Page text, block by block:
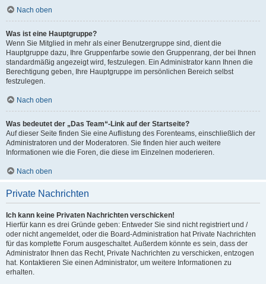
Nach oben
Was ist eine Hauptgruppe?
Wenn Sie Mitglied in mehr als einer Benutzergruppe sind, dient die
Hauptgruppe dazu, Ihre Gruppenfarbe sowie den Gruppenrang, der bei Ihnen
standardmäßig angezeigt wird, festzulegen. Ein Administrator kann Ihnen die
Berechtigung geben, Ihre Hauptgruppe im persönlichen Bereich selbst
festzulegen.
Nach oben
Was bedeutet der „Das Team“-Link auf der Startseite?
Auf dieser Seite finden Sie eine Auflistung des Forenteams, einschließlich der
Administratoren und der Moderatoren. Sie finden hier auch weitere
Informationen wie die Foren, die diese im Einzelnen moderieren.
Nach oben
Private Nachrichten
Ich kann keine Privaten Nachrichten verschicken!
Hierfür kann es drei Gründe geben: Entweder Sie sind nicht registriert und /
oder nicht angemeldet, oder die Board-Administration hat Private Nachrichten
für das komplette Forum ausgeschaltet. Außerdem könnte es sein, dass der
Administrator Ihnen das Recht, Private Nachrichten zu verschicken, entzogen
hat. Kontaktieren Sie einen Administrator, um weitere Informationen zu
erhalten.